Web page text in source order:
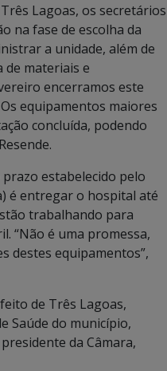
Lagoas, os secretários
na fase de escolha da
a unidade, além de
de materiais e
encerramos este
equipamentos maiores
concluída, podendo
estabelecido pelo
é entregar o hospital até
trabalhando para
“Não é uma promessa,
destes equipamentos”,
de Três Lagoas,
Saúde do município,
da Câmara,